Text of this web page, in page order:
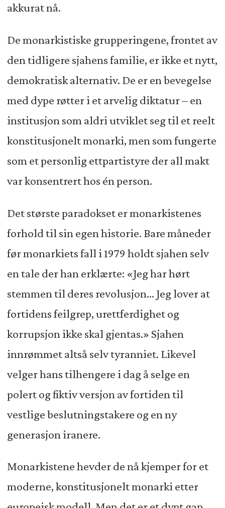
akkurat nå.
De monarkistiske grupperingene, frontet av
den tidligere sjahens familie, er ikke et nytt,
demokratisk alternativ. De er en bevegelse
med dype røtter i et arvelig diktatur – en
institusjon som aldri utviklet seg til et reelt
konstitusjonelt monarki, men som fungerte
som et personlig ettpartistyre der all makt
var konsentrert hos én person.
Det største paradokset er monarkistenes
forhold til sin egen historie. Bare måneder
før monarkiets fall i 1979 holdt sjahen selv
en tale der han erklærte: «Jeg har hørt
stemmen til deres revolusjon... Jeg lover at
fortidens feilgrep, urettferdighet og
korrupsjon ikke skal gjentas.» Sjahen
innrømmet altså selv tyranniet. Likevel
velger hans tilhengere i dag å selge en
polert og fiktiv versjon av fortiden til
vestlige beslutningstakere og en ny
generasjon iranere.
Monarkistene hevder de nå kjemper for et
moderne, konstitusjonelt monarki etter